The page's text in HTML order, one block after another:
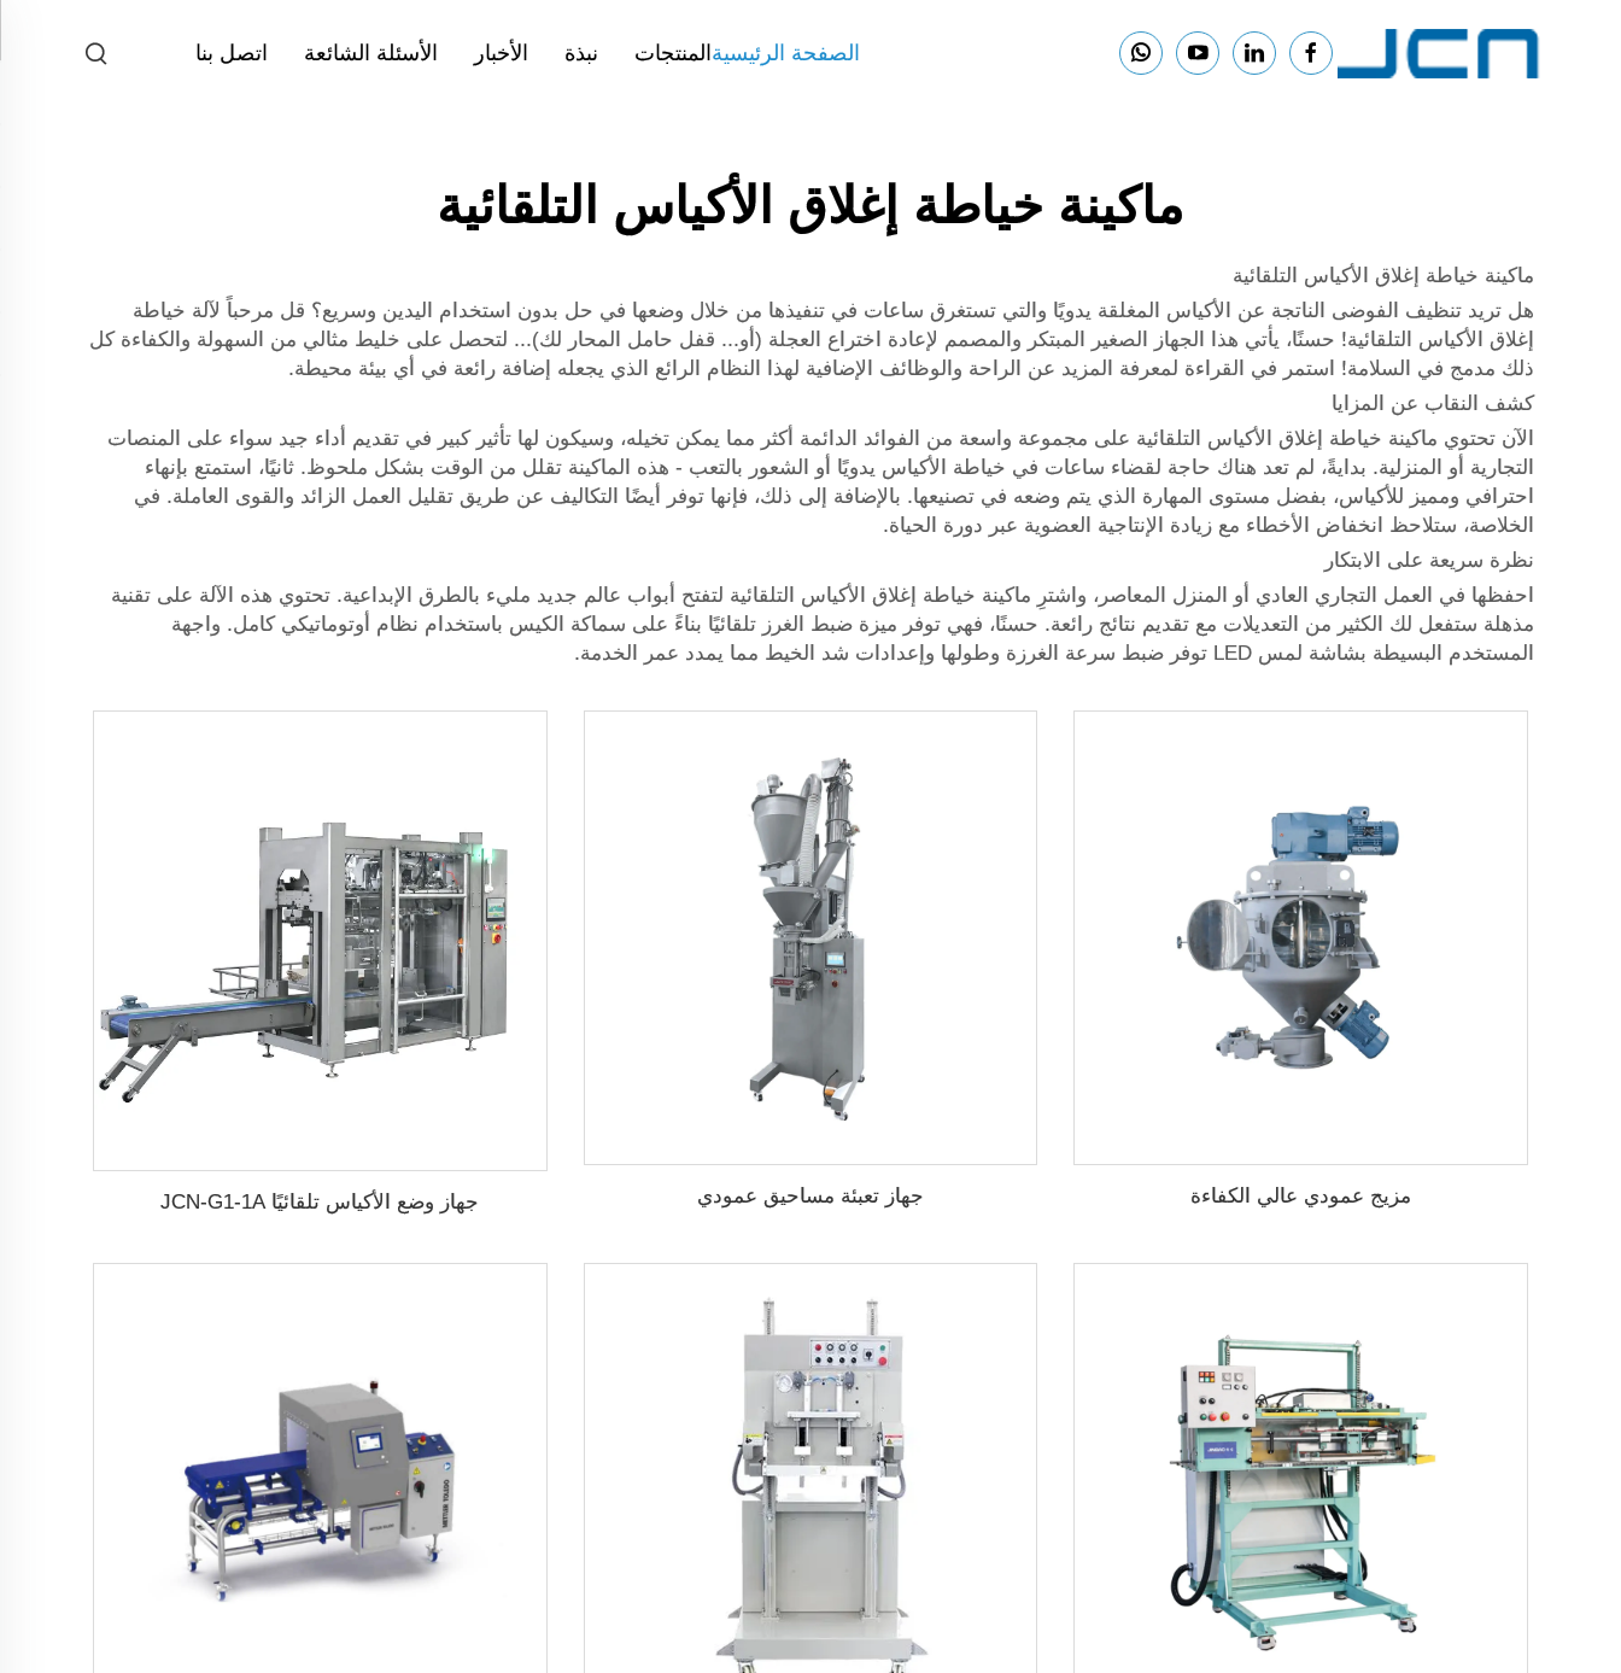
الصفحة الرئيسية المنتجات نبذة الأخبار الأسئلة الشائعة اتصل بنا
ماكينة خياطة إغلاق الأكياس التلقائية
ماكينة خياطة إغلاق الأكياس التلقائية
هل تريد تنظيف الفوضى الناتجة عن الأكياس المغلقة يدويًا والتي تستغرق ساعات في تنفيذها من خلال وضعها في حل بدون استخدام اليدين وسريع؟ قل مرحباً لآلة خياطة
إغلاق الأكياس التلقائية! حسنًا، يأتي هذا الجهاز الصغير المبتكر والمصمم لإعادة اختراع العجلة (أو... قفل حامل المحار لك)... لتحصل على خليط مثالي من السهولة والكفاءة كل
ذلك مدمج في السلامة! استمر في القراءة لمعرفة المزيد عن الراحة والوظائف الإضافية لهذا النظام الرائع الذي يجعله إضافة رائعة في أي بيئة محيطة.
كشف النقاب عن المزايا
الآن تحتوي ماكينة خياطة إغلاق الأكياس التلقائية على مجموعة واسعة من الفوائد الدائمة أكثر مما يمكن تخيله، وسيكون لها تأثير كبير في تقديم أداء جيد سواء على المنصات
التجارية أو المنزلية. بدايةً، لم تعد هناك حاجة لقضاء ساعات في خياطة الأكياس يدويًا أو الشعور بالتعب - هذه الماكينة تقلل من الوقت بشكل ملحوظ. ثانيًا، استمتع بإنهاء
احترافي ومميز للأكياس، بفضل مستوى المهارة الذي يتم وضعه في تصنيعها. بالإضافة إلى ذلك، فإنها توفر أيضًا التكاليف عن طريق تقليل العمل الزائد والقوى العاملة. في
الخلاصة، ستلاحظ انخفاض الأخطاء مع زيادة الإنتاجية العضوية عبر دورة الحياة.
نظرة سريعة على الابتكار
احفظها في العمل التجاري العادي أو المنزل المعاصر، واشترِ ماكينة خياطة إغلاق الأكياس التلقائية لتفتح أبواب عالم جديد مليء بالطرق الإبداعية. تحتوي هذه الآلة على تقنية
مذهلة ستفعل لك الكثير من التعديلات مع تقديم نتائج رائعة. حسنًا، فهي توفر ميزة ضبط الغرز تلقائيًا بناءً على سماكة الكيس باستخدام نظام أوتوماتيكي كامل. واجهة
المستخدم البسيطة بشاشة لمس LED توفر ضبط سرعة الغرزة وطولها وإعدادات شد الخيط مما يمدد عمر الخدمة.
مزيج عمودي عالي الكفاءة جهاز تعبئة مساحيق عمودي جهاز وضع الأكياس تلقائيًا JCN-G1-1A